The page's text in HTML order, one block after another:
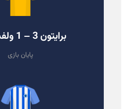
برایتون 3 – 1 ولفسبورگ
پایان بازی